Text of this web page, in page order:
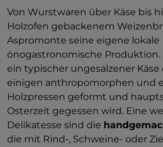
Das Netzwerk der Museen des
umfasst 18 Einrichtungen, die
Bereich wie dem Museumspark
MUSABA über den
Stadtmuseum für
di Storia Naturale
) mit seiner
Steinen, Felsen, Fossilien und
archäologischen Bereich wie
Museum des Amendolea-Tals
Von Wurstwaren über Käse bis
Holzofen gebackenem
Aspromonte seine eigene lokale
önogastronomische Produktion.
ein typischer ungesalzener
einigen anthropomorphen und
Holzpressen geformt und
Osterzeit gegessen wird. Eine
Delikatesse sind die
die mit Rind-, Schweine- oder